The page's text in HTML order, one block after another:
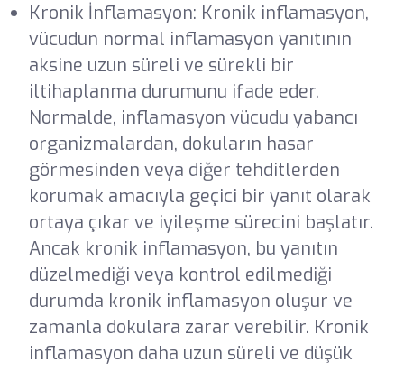
Kronik İnflamasyon: Kronik inflamasyon,
vücudun normal inflamasyon yanıtının
aksine uzun süreli ve sürekli bir
iltihaplanma durumunu ifade eder.
Normalde, inflamasyon vücudu yabancı
organizmalardan, dokuların hasar
görmesinden veya diğer tehditlerden
korumak amacıyla geçici bir yanıt olarak
ortaya çıkar ve iyileşme sürecini başlatır.
Ancak kronik inflamasyon, bu yanıtın
düzelmediği veya kontrol edilmediği
durumda kronik inflamasyon oluşur ve
zamanla dokulara zarar verebilir. Kronik
inflamasyon daha uzun süreli ve düşük